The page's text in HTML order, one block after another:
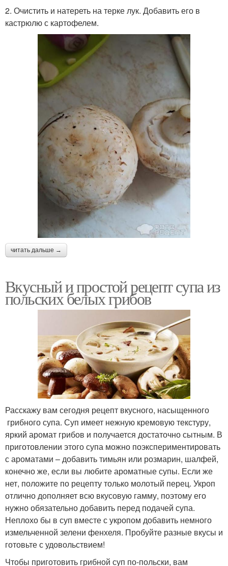
2. Очистить и натереть на терке лук. Добавить его в
кастрюлю с картофелем.
читать дальше →
Вкусный и простой рецепт супа из
польских белых грибов
Расскажу вам сегодня рецепт вкусного, насыщенного
грибного супа. Суп имеет нежную кремовую текстуру,
яркий аромат грибов и получается достаточно сытным. В
приготовлении этого супа можно поэкспериментировать
с ароматами – добавить тимьян или розмарин, шалфей,
конечно же, если вы любите ароматные супы. Если же
нет, положите по рецепту только молотый перец. Укроп
отлично дополняет всю вкусовую гамму, поэтому его
нужно обязательно добавить перед подачей супа.
Неплохо бы в суп вместе с укропом добавить немного
измельченной зелени фенхеля. Пробуйте разные вкусы и
готовьте с удовольствием!
Чтобы приготовить грибной суп по-польски, вам